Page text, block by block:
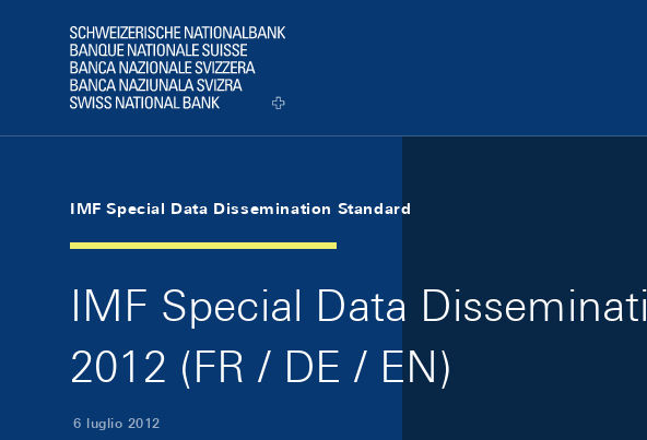
Logo
IMF Special Data Dissemination Standard
IMF Special Data
2012 (FR / DE / EN)
6 luglio 2012